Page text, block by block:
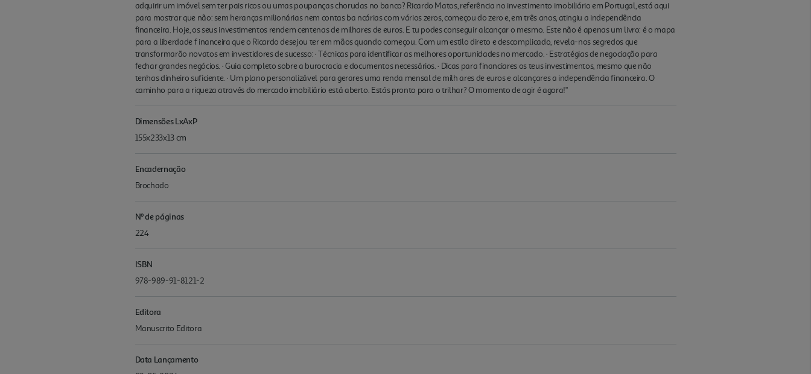
adquirir um imóvel sem ter pais ricos ou umas poupanças chorudas no banco? Ricardo Matos, referência no investimento imobiliário em Portugal, está aqui
para mostrar que não: sem heranças milionárias nem contas ba ncárias com vários zeros, começou do zero e, em três anos, atingiu a independência
financeira. Hoje, os seus investimentos rendem centenas de milhares de euros. E tu podes conseguir alcançar o mesmo. Este não é apenas um livro: é o mapa
para a liberdade f inanceira que o Ricardo desejou ter em mãos quando começou. Com um estilo direto e descomplicado, revela-nos segredos que
transformarão novatos em investidores de sucesso: · Técnicas para identificar as melhores oportunidades no mercado. · Estratégias de negociação para
fechar grandes negócios. · Guia completo sobre a burocracia e documentos necessários. · Dicas para financiares os teus investimentos, mesmo que não
tenhas dinheiro suficiente. · Um plano personalizável para gerares uma renda mensal de milh ares de euros e alcançares a independência financeira. O
caminho para a riqueza através do mercado imobiliário está aberto. Estás pronto para o trilhar? O momento de agir é agora!"
Dimensões LxAxP
155x233x13 cm
Encadernação
Brochado
Nº de páginas
224
ISBN
978-989-91-8121-2
Editora
Manuscrito Editora
Data Lançamento